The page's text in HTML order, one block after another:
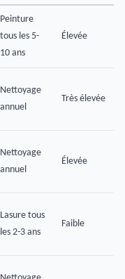
Peinture
tous les 5-
10 ans
Élevée
Nettoyage
annuel
Très élevée
Nettoyage
annuel
Élevée
Lasure tous
les 2-3 ans
Faible